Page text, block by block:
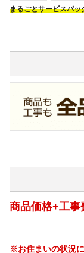
まるごとサービスパッ
商品価格+工事
※お住まいの状況